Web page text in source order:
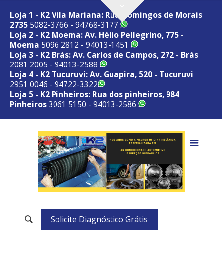
Loja 1 - K2 Vila Mariana: Rua Domingos de Morais
2735 5082-3766 - 94768-3177
Loja 2 - K2 Moema: Av. Hélio Pellegrino, 775 -
Moema 5096 2812 - 94013-1451
Loja 3 - K2 Brás: Av. Carlos de Campos, 272 - Brás
2081 2005 - 94013-2588
Loja 4 - K2 Tucuruvi: Av. Guapira, 520 - Tucuruvi
2951 0046 - 94722-3322
Loja 5 - K2 Pinheiros: Rua dos pinheiros, 984
Pinheiros3061 5150 - 94013-2586
Solicite Diagnóstico Grátis